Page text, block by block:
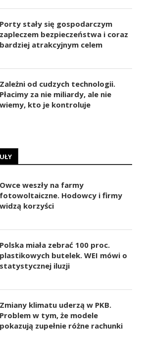
Porty stały się gospodarczym
zapleczem bezpieczeństwa i coraz
bardziej atrakcyjnym celem
Zależni od cudzych technologii.
Płacimy za nie miliardy, ale nie
wiemy, kto je kontroluje
Owce weszły na farmy
fotowoltaiczne. Hodowcy i firmy
widzą korzyści
Polska miała zebrać 100 proc.
plastikowych butelek. WEI mówi o
statystycznej iluzji
Zmiany klimatu uderzą w PKB.
Problem w tym, że modele
pokazują zupełnie różne rachunki